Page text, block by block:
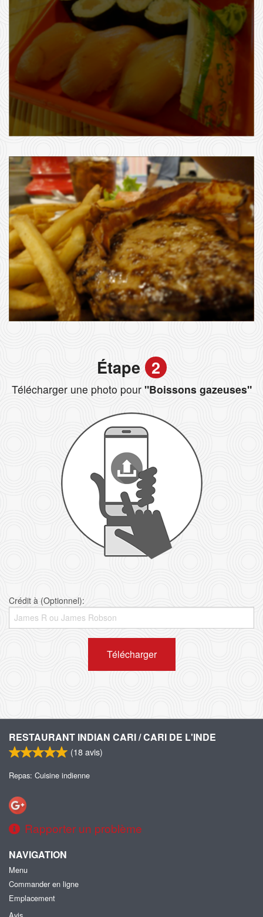
Étape 2
Télécharger une photo pour"Boissons gazeuses"
Crédit à (Optionnel):
Télécharger
RESTAURANT INDIAN CARI / CARI DE L'INDE
(18avis)
Repas: Cuisine indienne
Rapporter un problème
NAVIGATION
Menu
Commander en ligne
Emplacement